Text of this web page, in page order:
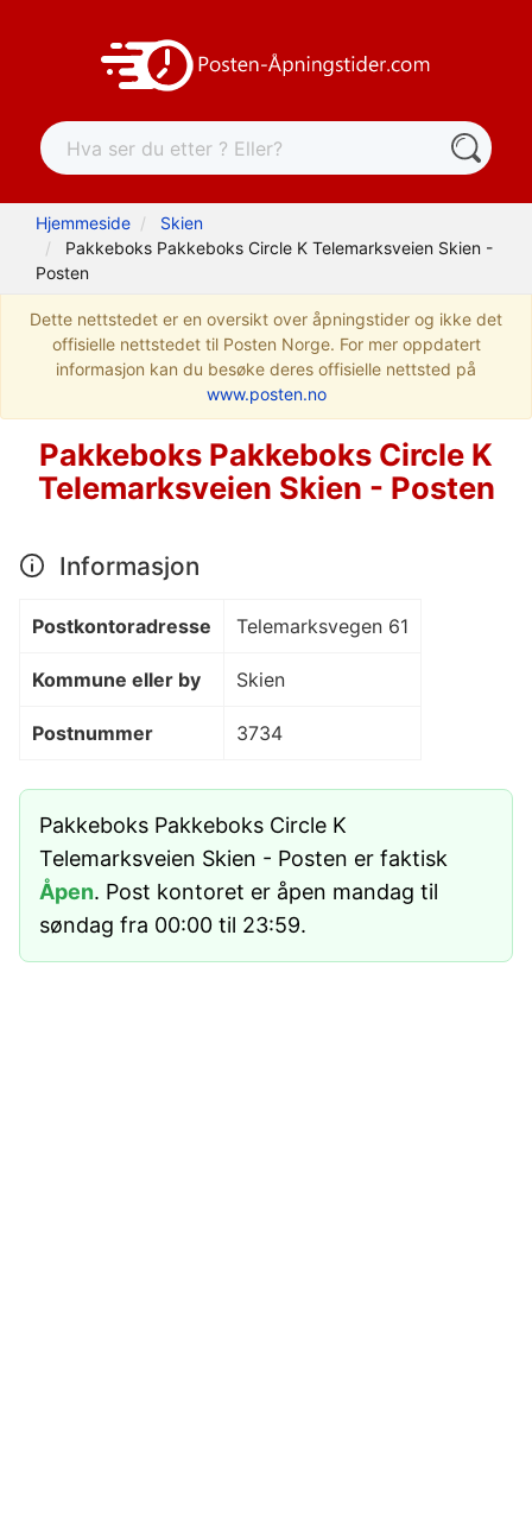
Hjemmeside
Skien
Pakkeboks Pakkeboks Circle K Telemarksveien Skien -
Posten
Dette nettstedet er en oversikt over åpningstider og ikke det
offisielle nettstedet til Posten Norge. For mer oppdatert
informasjon kan du besøke deres offisielle nettsted på
www.posten.no
Pakkeboks Pakkeboks Circle K
Telemarksveien Skien - Posten
Informasjon
Postkontoradresse Telemarksvegen 61
Kommune eller by Skien
Postnummer 3734
Pakkeboks Pakkeboks Circle K
Telemarksveien Skien - Posten er faktisk
Åpen. Post kontoret er åpen mandag til
søndag fra 00:00 til 23:59.